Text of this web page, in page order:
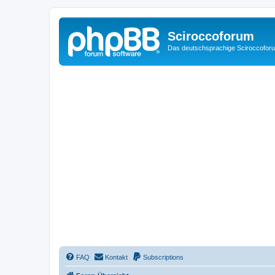
Sciroccoforum
Das deutschsprachige
FAQ Kontakt Subscriptions